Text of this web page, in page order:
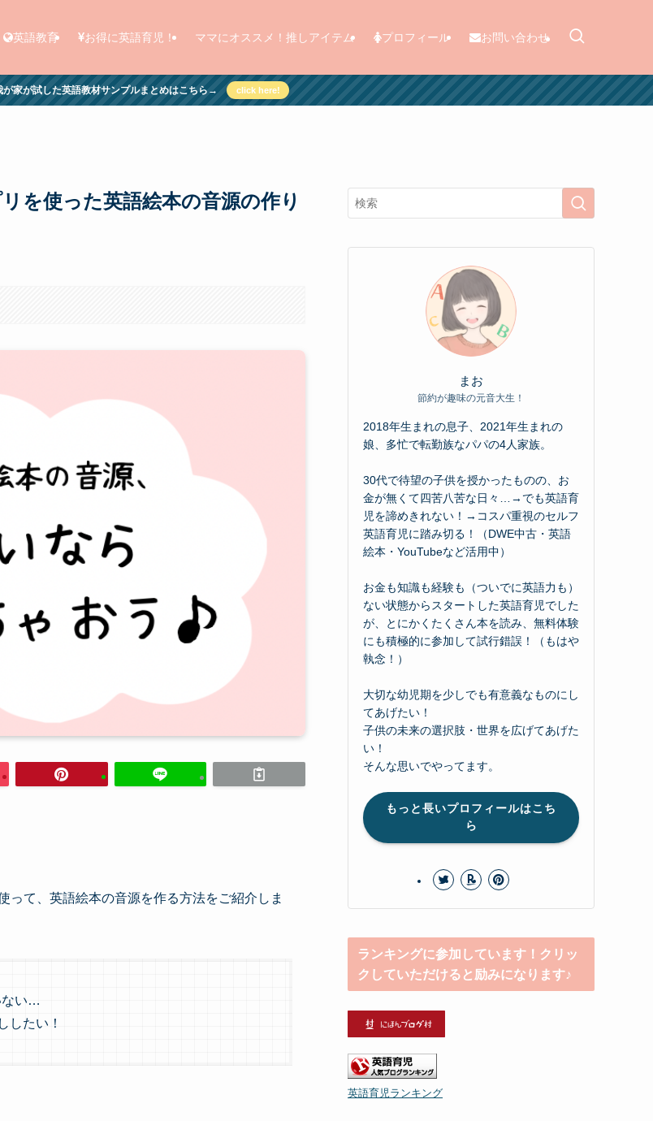
英語教育 お得に英語育児！ ママにオススメ！推しアイテム プロフィール お問い合わせ
が家が試した英語教材サンプルまとめはこちら→ click here!
を使った英語絵本の音源の作り
って、英語絵本の音源を作る方法をご紹介しま
ない…
したい！
まお
節約が趣味の元音大生！
2018年生まれの息子、2021年生まれの
娘、多忙で転勤族なパパの4人家族。
30代で待望の子供を授かったものの、お
金が無くて四苦八苦な日々…→でも英語育
児を諦めきれない！→コスパ重視のセルフ
英語育児に踏み切る！（DWE中古・英語
絵本・YouTubeなど活用中）
お金も知識も経験も（ついでに英語力も）
ない状態からスタートした英語育児でした
が、とにかくたくさん本を読み、無料体験
にも積極的に参加して試行錯誤！（もはや
執念！）
大切な幼児期を少しでも有意義なものにし
てあげたい！
子供の未来の選択肢・世界を広げてあげた
い！
そんな思いでやってます。
もっと長いプロフィールはこち
ら
ランキングに参加しています！クリッ
クしていただけると励みになります♪
英語育児ランキング